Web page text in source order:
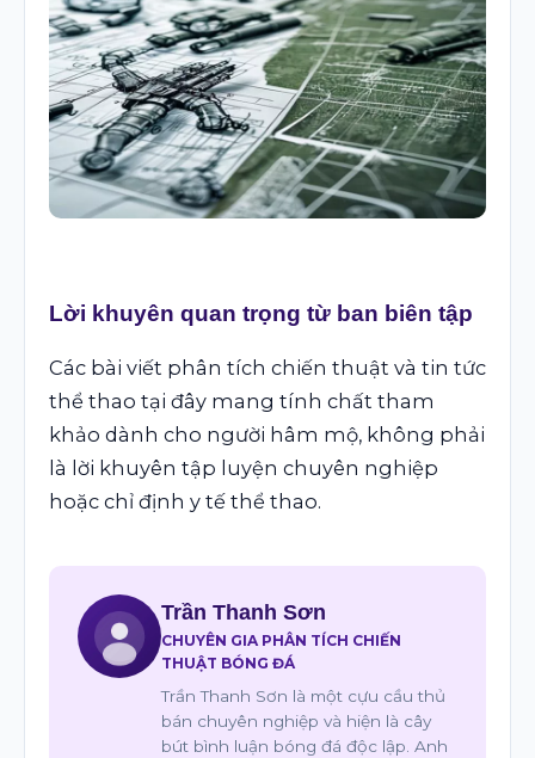
Lời khuyên quan trọng từ ban biên tập
Các bài viết phân tích chiến thuật và tin tức
thể thao tại đây mang tính chất tham
khảo dành cho người hâm mộ, không phải
là lời khuyên tập luyện chuyên nghiệp
hoặc chỉ định y tế thể thao.
Trần Thanh Sơn
CHUYÊN GIA PHÂN TÍCH CHIẾN
THUẬT BÓNG ĐÁ
Trần Thanh Sơn là một cựu cầu thủ
bán chuyên nghiệp và hiện là cây
bút bình luận bóng đá độc lập. Anh